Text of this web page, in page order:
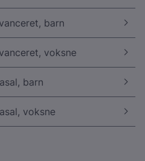
barn
voksne
barn
voksne